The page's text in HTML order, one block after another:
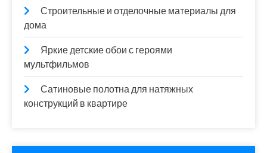
Строительные и отделочные материалы для
дома
Яркие детские обои с героями
мультфильмов
Сатиновые полотна для натяжных
конструкций в квартире